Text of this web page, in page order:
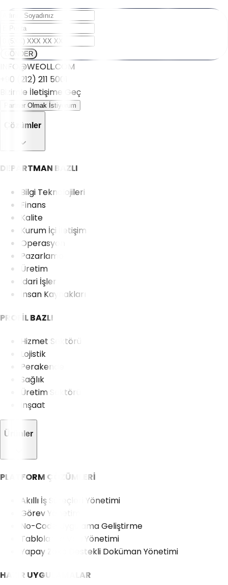
GÖNDER
INFO@WEOLL.COM
+90 (212) 211 5001
Bizimle İletişime Geç
Partner Olmak İstiyorum
Çözümler
DEPARTMAN BAZLI
Bilgi Teknolojileri
Finans
Kalite
Kurum İçi İletişim
Operasyon
Pazarlama
Üretim
İdari İşler
İnsan Kaynakları
PROFİL BAZLI
Hizmet Sektörü
Lojistik
Perakende
Sağlık
Üretim Sektörü
İnşaat
Ürünler
PLATFORM ÇÖZÜMLERİ
Akıllı İş Süreçleri Yönetimi
Görev Yönetimi
No-Code Uygulama Geliştirme
Tablolar ile Veri Yönetimi
Yapay Zeka Destekli Doküman Yönetimi
HAZIR UYGULAMALAR